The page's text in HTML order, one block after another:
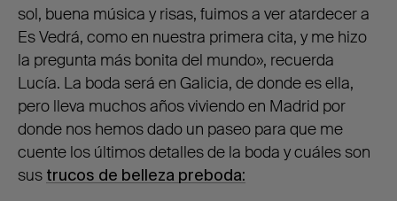
sol, buena música y risas, fuimos a ver atardecer a
Es Vedrá, como en nuestra primera cita, y me hizo
la pregunta más bonita del mundo», recuerda
Lucía. La boda será en Galicia, de donde es ella,
pero lleva muchos años viviendo en Madrid por
donde nos hemos dado un paseo para que me
cuente los últimos detalles de la boda y cuáles son
sus trucos de belleza preboda: